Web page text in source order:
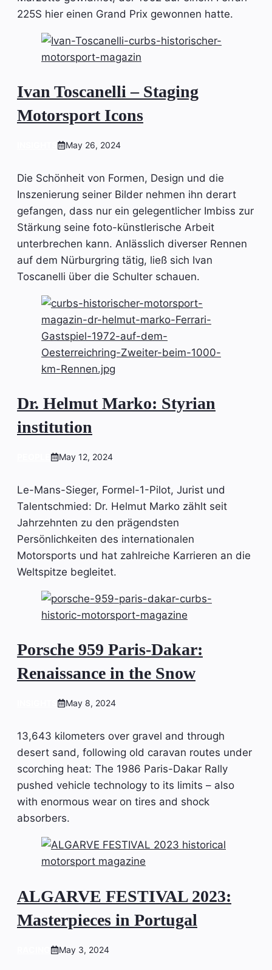
225S hier einen Grand Prix gewonnen hatte.
Ivan Toscanelli – Staging
Motorsport Icons
May 26, 2024
Die Schönheit von Formen, Design und die
Inszenierung seiner Bilder nehmen ihn derart
gefangen, dass nur ein gelegentlicher Imbiss zur
Stärkung seine foto-künstlerische Arbeit
unterbrechen kann. Anlässlich diverser Rennen
auf dem Nürburgring tätig, ließ sich Ivan
Toscanelli über die Schulter schauen.
Dr. Helmut Marko: Styrian
institution
May 12, 2024
Le-Mans-Sieger, Formel-1-Pilot, Jurist und
Talentschmied: Dr. Helmut Marko zählt seit
Jahrzehnten zu den prägendsten
Persönlichkeiten des internationalen
Motorsports und hat zahlreiche Karrieren an die
Weltspitze begleitet.
Porsche 959 Paris-Dakar:
Renaissance in the Snow
May 8, 2024
13,643 kilometers over gravel and through
desert sand, following old caravan routes under
scorching heat: The 1986 Paris-Dakar Rally
pushed vehicle technology to its limits – also
with enormous wear on tires and shock
absorbers.
ALGARVE FESTIVAL 2023:
Masterpieces in Portugal
May 3, 2024